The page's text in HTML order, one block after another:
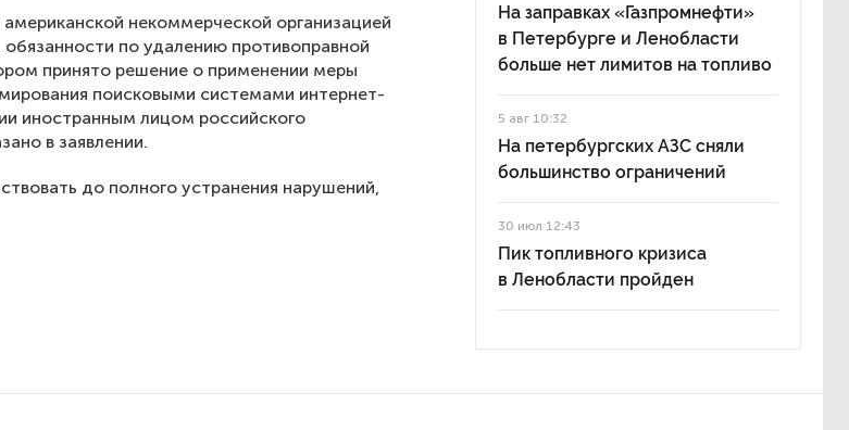
некоммерческой организацией
по удалению противоправной
принято решение о применении меры
поисковыми системами интернет-
иностранным лицом российского
в заявлении.
до полного устранения нарушений,
На заправках «Газпромнефти»
в Петербурге и Ленобласти
больше нет лимитов на топливо
5 авг 10:32
На петербургских АЗС сняли
большинство ограничений
30 июл 12:43
Пик топливного кризиса
в Ленобласти пройден